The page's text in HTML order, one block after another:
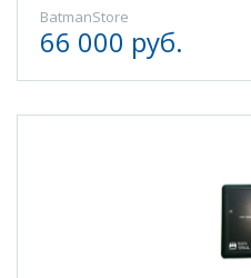
BatmanStore
66 000 руб.